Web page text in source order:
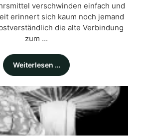
verschwinden einfach und
erinnert sich kaum noch jemand
die alte Verbindung
zum ...
Weiterlesen …